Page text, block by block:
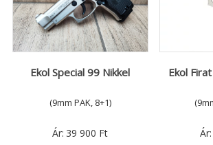
Ekol Special 99 Nikkel
(9mm PAK, 8+1)
Ár: 39 900 Ft
Ekol
Ár: